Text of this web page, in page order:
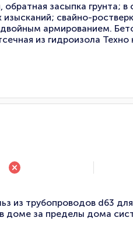
засыпка грунта; в
свайно-
армированием.
из гидроизола Техно
из трубопроводов d63
доме за пределы дома